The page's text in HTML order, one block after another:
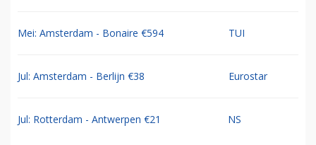
Mei: Amsterdam - Bonaire €594 TUI
Jul: Amsterdam - Berlijn €38 Eurostar
Jul: Rotterdam - Antwerpen €21 NS